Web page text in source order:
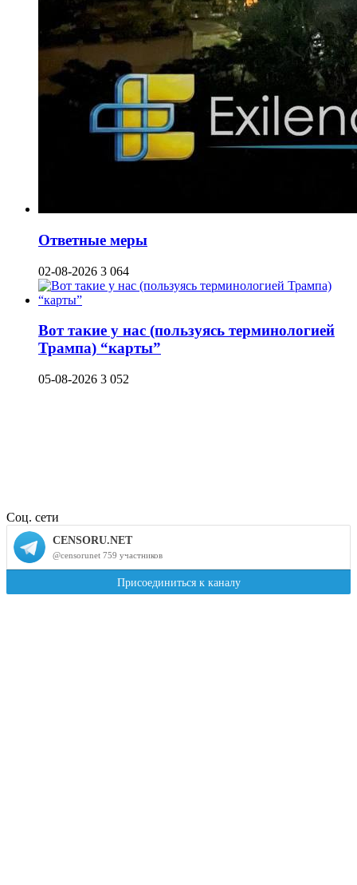
Ответные меры
02-08-2026 3 064
Вот такие у нас (пользуясь терминологией
Трампа) “карты”
05-08-2026 3 052
Соц. сети